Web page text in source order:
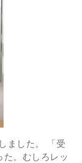
ました。 「受
た。むしろレッ